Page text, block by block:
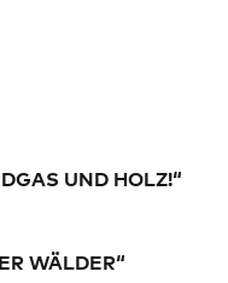
UND HOLZ!“
WÄLDER“